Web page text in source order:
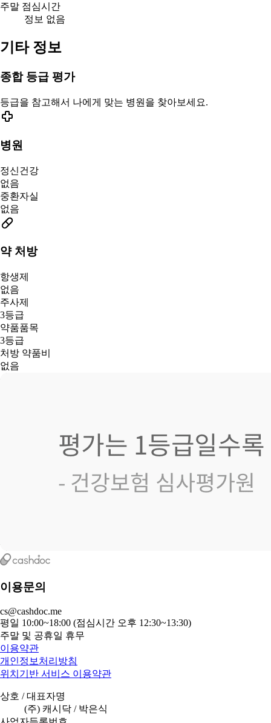
주말 점심시간
정보 없음
기타 정보
종합 등급 평가
등급을 참고해서 나에게 맞는 병원을 찾아보세요.
병원
정신건강
없음
중환자실
없음
약 처방
항생제
없음
주사제
3등급
약품품목
3등급
처방 약품비
없음
이용문의
cs@cashdoc.me
평일 10:00~18:00 (점심시간 오후 12:30~13:30)
주말 및 공휴일 휴무
이용약관
개인정보처리방침
위치기반 서비스 이용약관
상호 / 대표자명
(주) 캐시닥 / 박은식